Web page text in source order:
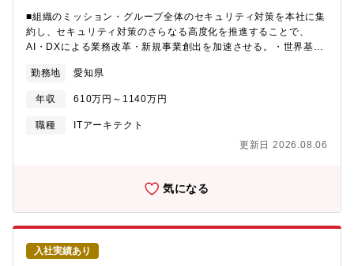
整、業務運用に合わせたシステム仕様の検討・ベンダーとの仕様
調整、進捗管理、品質確認などの開発推進・導入後の運用定着支
援、改善提案、機能拡張の推進・業務システムにおける機能改
善・高度化の企画推進Azure、TypeScript/JavaScript、C#、
関係者と連携しながらプロジェクトを着実に前へ進められる方を
新しい技術にも前向きに取り組み、自ら学びながら実務に活かせ
る方を歓迎します。また、将来的にプロジェクトやテーマを牽引
■組織のミッション・グループ全体のセキュリティ対策を本社に集
約し、セキュリティ対策のさらなる高度化を推進することで、
AI・DXによる業務改革・新規事業創出を加速させる。・世界基
る機微な情報を、ライフサイクル全体で継続的に守れる仕組みへ
高度化する。■募集背景デジタル化により情報の価値と量が増える
一方、サイバー攻撃やサプライチェーンを起点としたリスクも高
まっています。アイシンでは、重要な製品・事業を支える機微な
ムの設計から運用までを一気通貫で高度化しています。今後は、
運用の実現が求められています。そこで、要件定義・アーキテク
チャ設計・運用設計を通じて、機微情報管理システムの全体設計
と推進をリードできる方を募集します。■業務のやりがい高度化す
るサイバー脅威に対し、グループ全体のセキュリティ戦略・対策
をリードし、経営基盤の強化に貢献できることが魅力です。グル
ープおよびサプライチェーン全体の課題を自ら特定し、企画から
勤務地 愛知県
年収 610万円～1140万円
職種
ITアーキテクト
更新日 2026.08.06
気になる
入社実績あり